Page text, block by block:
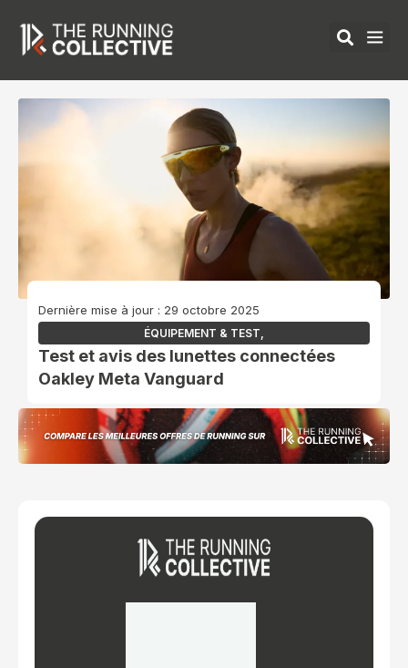
contenu
Dernière mise à jour : 29 octobre 2025
ÉQUIPEMENT & TEST
Test et avis des lunettes connectées
Oakley Meta Vanguard